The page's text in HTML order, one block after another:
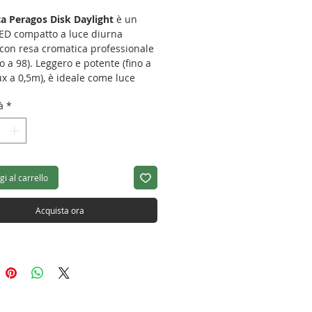
Peragos Disk Daylight è un
compatto a luce diurna
resa cromatica professionale
a 98). Leggero e potente (fino a
a 0,5m), è ideale come luce
flash senza tempi di
a batteria o AC,
wireless e funzionamento
mobilità.
TECNICHE
Articolo:16001100
160×55 mm
*
al carrello
Acquista ora